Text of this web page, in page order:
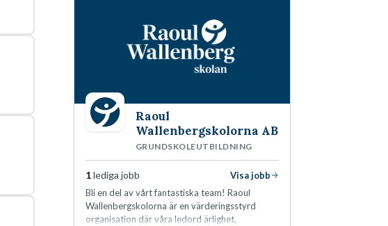
Raoul
Wallenbergskolorna AB
GRUNDSKOLEUTBILDNING
1lediga jobb
Visa jobb
Bli en del av vårt fantastiska team! Raoul
Wallenbergskolorna är en värderingsstyrd
organisation där våra ledord ärlighet,